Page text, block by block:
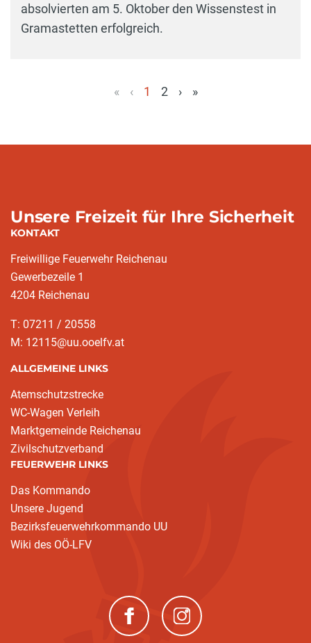
absolvierten am 5. Oktober den Wissenstest in
Gramastetten erfolgreich.
« ‹
1
2 › »
Unsere Freizeit für Ihre Sicherheit
KONTAKT
Freiwillige Feuerwehr Reichenau
Gewerbezeile 1
4204 Reichenau
T: 07211 / 20558
M: 12115@uu.ooelfv.at
ALLGEMEINE LINKS
Atemschutzstrecke
WC-Wagen Verleih
Marktgemeinde Reichenau
Zivilschutzverband
FEUERWEHR LINKS
Das Kommando
Unsere Jugend
Bezirksfeuerwehrkommando UU
Wiki des OÖ-LFV
(neues Fenster)(neues Fenster)